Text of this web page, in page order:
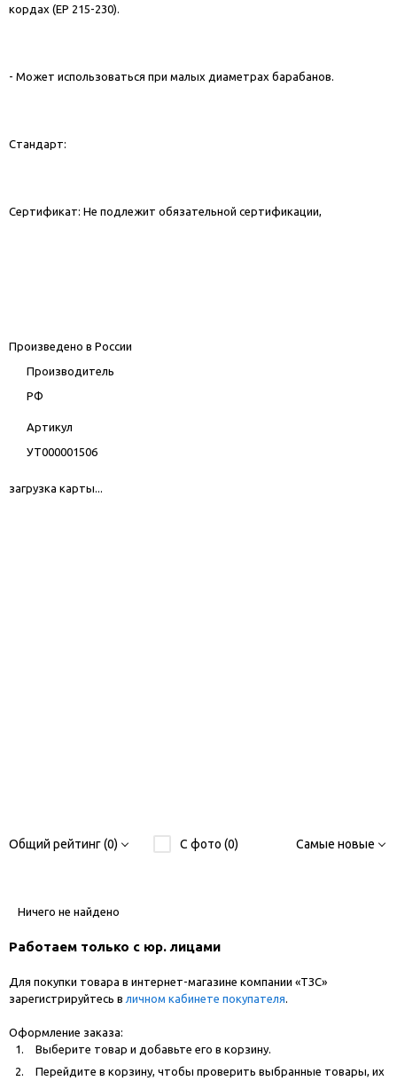
кордах (ЕР 215-230).
- Может использоваться при малых диаметрах барабанов.
Стандарт:
Сертификат: Не подлежит обязательной сертификации,
Произведено в России
Производитель
РФ
Артикул
УТ000001506
загрузка карты...
Общий рейтинг (0) С фото (0) Самые новые
Ничего не найдено
Работаем только с юр. лицами
Для покупки товара в интернет-магазине компании «ТЗС»
зарегистрируйтесь в личном кабинете покупателя.
Оформление заказа:
Выберите товар и добавьте его в корзину.
Перейдите в корзину, чтобы проверить выбранные товары, их